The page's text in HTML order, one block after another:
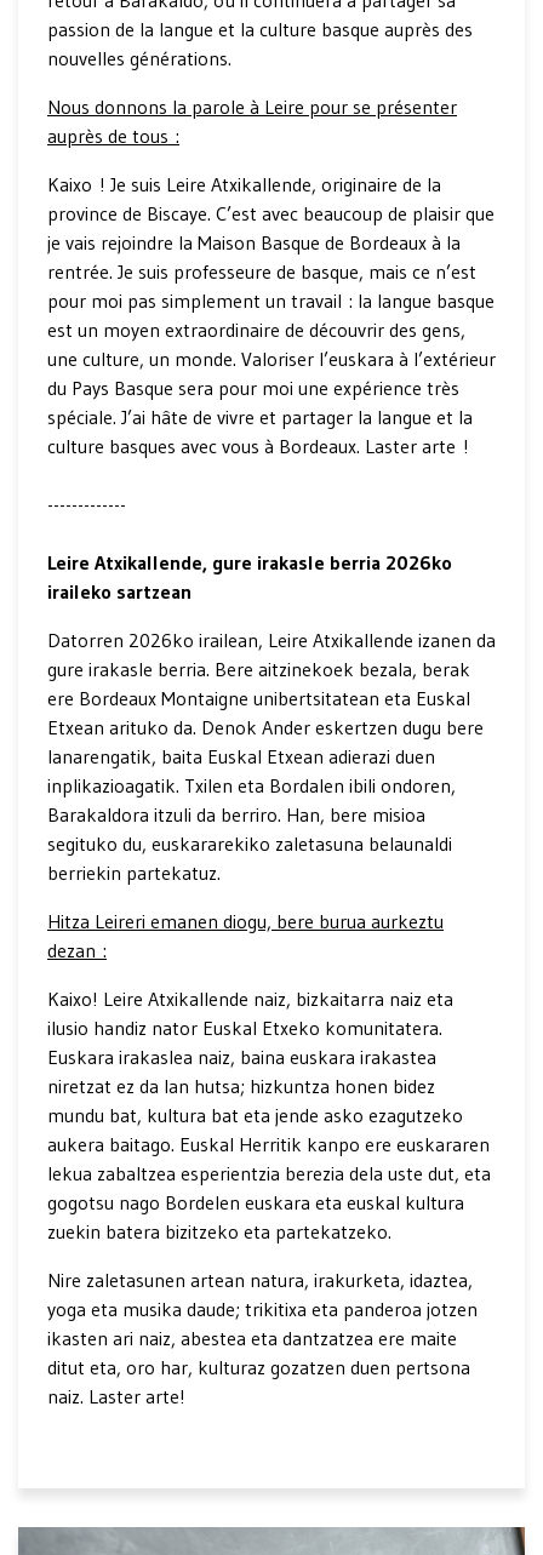
passion de la langue et la culture basque auprès des
nouvelles générations.
Nous donnons la parole à Leire pour se présenter
auprès de tous :
Kaixo ! Je suis Leire Atxikallende, originaire de la
province de Biscaye. C’est avec beaucoup de plaisir que
je vais rejoindre la Maison Basque de Bordeaux à la
rentrée. Je suis professeure de basque, mais ce n’est
pour moi pas simplement un travail : la langue basque
est un moyen extraordinaire de découvrir des gens,
une culture, un monde. Valoriser l’euskara à l’extérieur
du Pays Basque sera pour moi une expérience très
spéciale. J’ai hâte de vivre et partager la langue et la
culture basques avec vous à Bordeaux. Laster arte !
-------------
Leire Atxikallende, gure irakasle berria 2026ko
iraileko sartzean
Datorren 2026ko irailean, Leire Atxikallende izanen da
gure irakasle berria. Bere aitzinekoek bezala, berak
ere Bordeaux Montaigne unibertsitatean eta Euskal
Etxean arituko da. Denok Ander eskertzen dugu bere
lanarengatik, baita Euskal Etxean adierazi duen
inplikazioagatik. Txilen eta Bordalen ibili ondoren,
Barakaldora itzuli da berriro. Han, bere misioa
segituko du, euskararekiko zaletasuna belaunaldi
berriekin partekatuz.
Hitza Leireri emanen diogu, bere burua aurkeztu
dezan :
Kaixo! Leire Atxikallende naiz, bizkaitarra naiz eta
ilusio handiz nator Euskal Etxeko komunitatera.
Euskara irakaslea naiz, baina euskara irakastea
niretzat ez da lan hutsa; hizkuntza honen bidez
mundu bat, kultura bat eta jende asko ezagutzeko
aukera baitago. Euskal Herritik kanpo ere euskararen
lekua zabaltzea esperientzia berezia dela uste dut, eta
gogotsu nago Bordelen euskara eta euskal kultura
zuekin batera bizitzeko eta partekatzeko.
Nire zaletasunen artean natura, irakurketa, idaztea,
yoga eta musika daude; trikitixa eta panderoa jotzen
ikasten ari naiz, abestea eta dantzatzea ere maite
ditut eta, oro har, kulturaz gozatzen duen pertsona
naiz. Laster arte!